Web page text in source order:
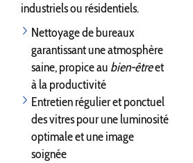
industriels ou résidentiels.
Nettoyage de bureaux
garantissant une atmosphère
saine, propice au bien-êtreet
à la productivité
Entretien régulier et ponctuel
des vitres pour une luminosité
optimale et une image
soignée